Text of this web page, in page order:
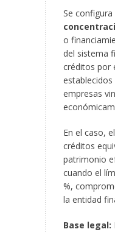
Se
o
del sistema
créditos por
establecidos
empresas
En el caso,
créditos
patrimonio
cuando el
%,
la entidad
Base legal: